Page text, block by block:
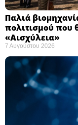
Παλιά
πολιτισμού που
«Αισχύλεια» ​
7 Αυγούστου 2026